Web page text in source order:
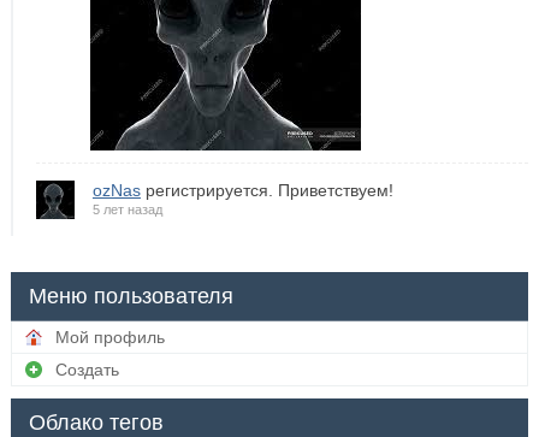
ozNasрегистрируется. Приветствуем!
5 лет назад
Меню пользователя
Мой профиль
Создать
Облако тегов